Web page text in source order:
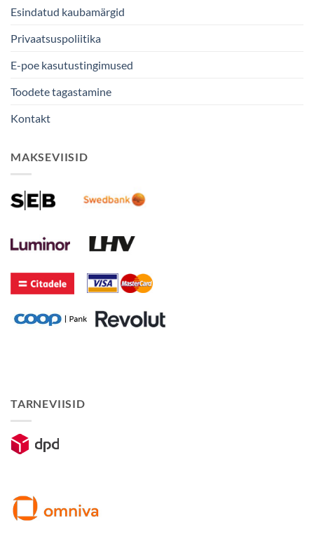
Esindatud kaubamärgid
Privaatsuspoliitika
E-poe kasutustingimused
Toodete tagastamine
Kontakt
MAKSEVIISID
TARNEVIISID